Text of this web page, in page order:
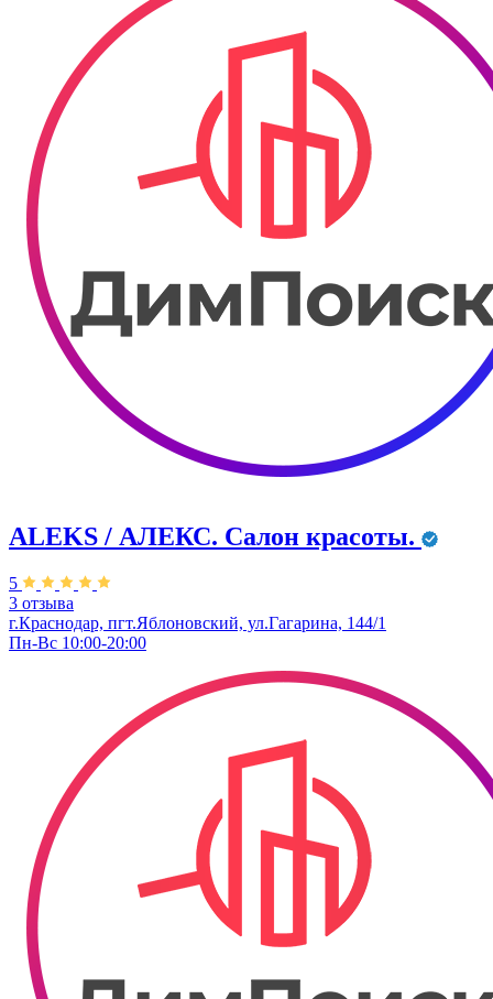
ALEKS / АЛЕКС. Салон красоты.
5
3 отзыва
г.Краснодар, пгт.Яблоновский, ул.Гагарина, 144/1
Пн-Вс 10:00-20:00